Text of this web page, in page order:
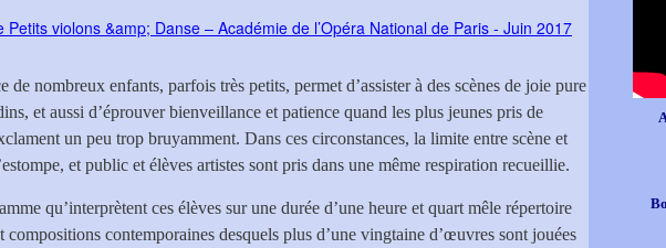
de nombreux enfants, parfois très petits, permet d’assister à des scènes de joie pure
et aussi d’éprouver bienveillance et patience quand les plus jeunes pris de
un peu trop bruyamment. Dans ces circonstances, la limite entre scène et
et public et élèves artistes sont pris dans une même respiration recueillie.
qu’interprètent ces élèves sur une durée d’une heure et quart mêle répertoire
compositions contemporaines desquels plus d’une vingtaine d’œuvres sont jouées